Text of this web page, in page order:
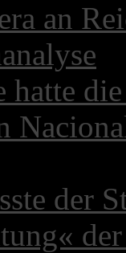
an
hatte
der